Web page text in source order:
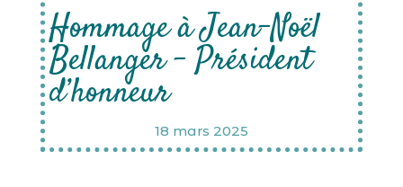
Hommage à Jean-Noël
Bellanger – Président
d’honneur
18 mars 2025